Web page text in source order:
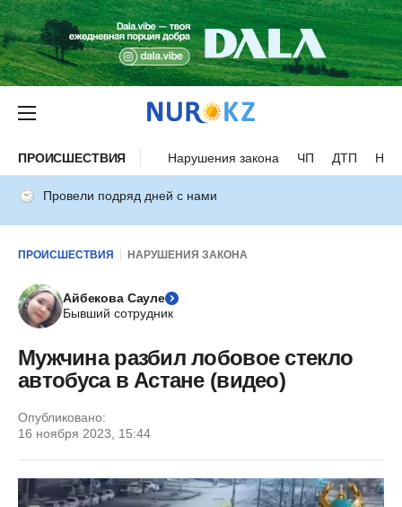
ПРОИСШЕСТВИЯ Нарушения закона ЧП ДТП
Провели подряд дней с нами
ПРОИСШЕСТВИЯ НАРУШЕНИЯ ЗАКОНА
Айбекова Сауле
Бывший сотрудник
Мужчина разбил лобовое стекло
автобуса в Астане (видео)
Опубликовано:
16 ноября 2023, 15:44